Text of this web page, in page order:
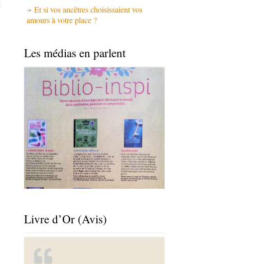
Et si vos ancêtres choisissaient vos
amours à votre place ?
Les médias en parlent
Livre d’Or (Avis)